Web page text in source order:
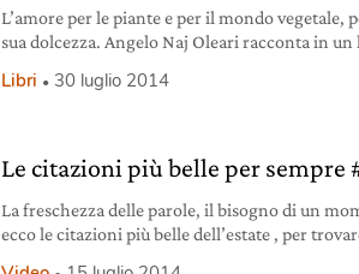
L’amore per le piante e per il mondo vegetale,
sua dolcezza. Angelo Naj Oleari racconta in un
Libri 30 luglio 2014
Le citazioni più belle per sempre
La freschezza delle parole, il bisogno di un
ecco le citazioni più belle dell’estate , per